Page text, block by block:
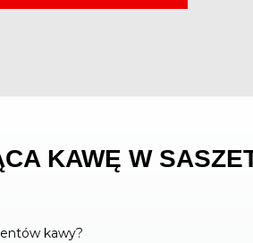
KAWĘ W
kawy?